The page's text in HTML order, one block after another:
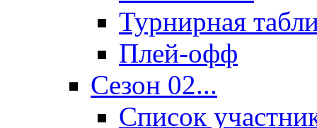
Турнирная
Плей-офф
Сезон 02...
Список